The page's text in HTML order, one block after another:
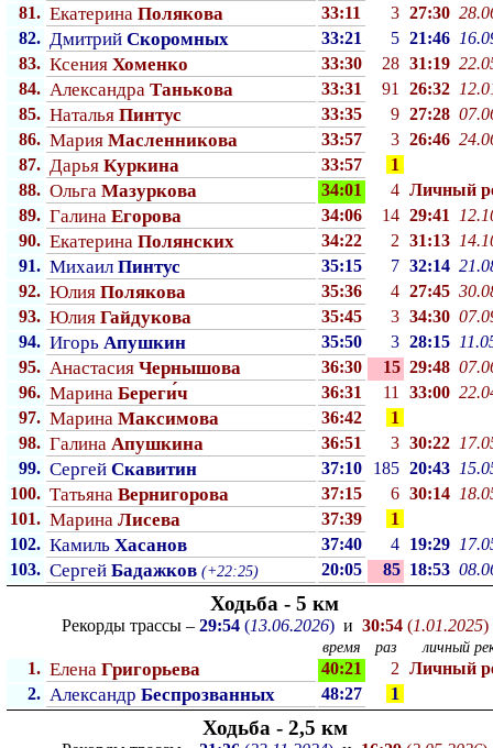
81. Екатерина Полякова 33:11 3 27:30
82. Дмитрий Скоромных 33:21 5 21:46
83. Ксения Хоменко 33:30 28 31:19
84. Александра Танькова 33:31 91 26:32
85. Наталья Пинтус 33:35 9 27:28
86. Мария Масленникова 33:57 3 26:46
87. Дарья Куркина 33:57
1
88. Ольга Мазуркова 34:01 4 Личный
89. Галина Егорова 34:06 14 29:41
90. Екатерина Полянских 34:22 2 31:13
91. Михаил Пинтус 35:15 7 32:14
92. Юлия Полякова 35:36 4 27:45
93. Юлия Гайдукова 35:45 3 34:30
94. Игорь Апушкин 35:50 3 28:15
95. Анастасия Чернышова 36:30 15 29:48
96. Марина Береги́ч 36:31 11 33:00
97. Марина Максимова 36:42
1
98. Галина Апушкина 36:51 3 30:22
99. Сергей Скавитин 37:10 185 20:43
100. Татьяна Вернигорова 37:15 6 30:14
101. Марина Лисева 37:39
1
102. Камиль Хасанов 37:40 4 19:29
103. Сергей Бадажков (+22:25) 20:05 85 18:53
Ходьба - 5 км
Рекорды трассы – 29:54(13.06.2026)и 30:54(1.01.2025)
время раз личный
1. Елена Григорьева 40:21 2 Личный
2. Александр Беспрозванных 48:27 1
Ходьба - 2,5 км